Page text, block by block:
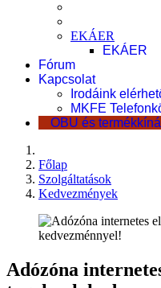
EKÁER
EKÁER
Fórum
Kapcsolat
Irodáink
MKFE
OBU és
Főlap
Szolgáltatások
Kedvezmények
Adózóna